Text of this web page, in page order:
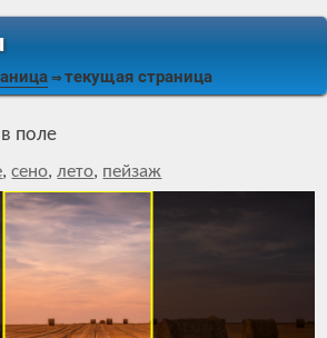
⇒ текущая страница
в поле
,сено,лето, пейзаж